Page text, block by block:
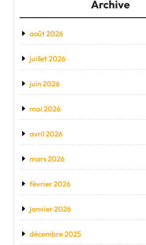
Archive
août 2026
juillet 2026
juin 2026
mai 2026
avril 2026
mars 2026
février 2026
janvier 2026
décembre 2025